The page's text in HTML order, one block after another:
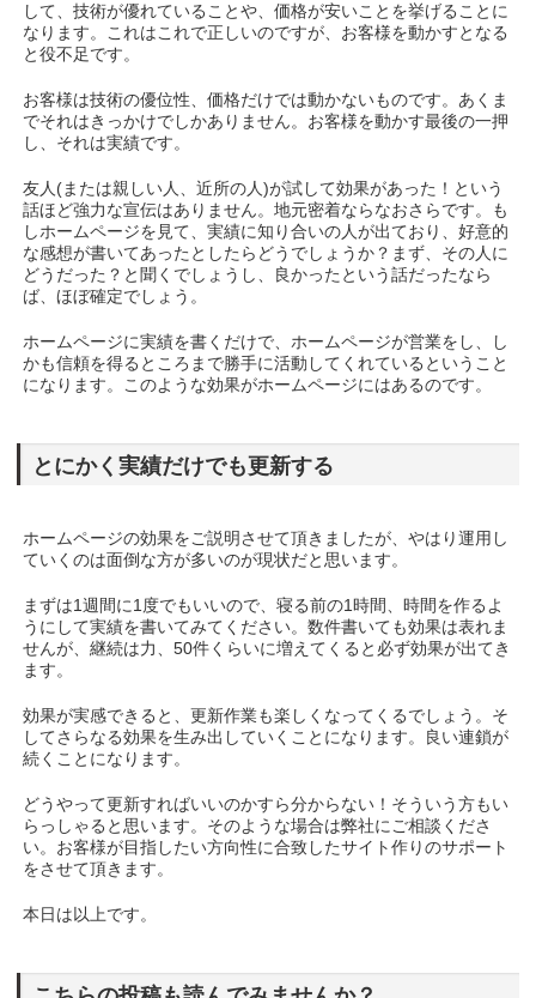
して、技術が優れていることや、価格が安いことを挙げることに
なります。これはこれで正しいのですが、お客様を動かすとなる
と役不足です。
お客様は技術の優位性、価格だけでは動かないものです。あくま
でそれはきっかけでしかありません。お客様を動かす最後の一押
し、それは実績です。
友人(または親しい人、近所の人)が試して効果があった！という
話ほど強力な宣伝はありません。地元密着ならなおさらです。も
しホームページを見て、実績に知り合いの人が出ており、好意的
な感想が書いてあったとしたらどうでしょうか？まず、その人に
どうだった？と聞くでしょうし、良かったという話だったなら
ば、ほぼ確定でしょう。
ホームページに実績を書くだけで、ホームページが営業をし、し
かも信頼を得るところまで勝手に活動してくれているということ
になります。このような効果がホームページにはあるのです。
とにかく実績だけでも更新する
ホームページの効果をご説明させて頂きましたが、やはり運用し
ていくのは面倒な方が多いのが現状だと思います。
まずは1週間に1度でもいいので、寝る前の1時間、時間を作るよ
うにして実績を書いてみてください。数件書いても効果は表れま
せんが、継続は力、50件くらいに増えてくると必ず効果が出てき
ます。
効果が実感できると、更新作業も楽しくなってくるでしょう。そ
してさらなる効果を生み出していくことになります。良い連鎖が
続くことになります。
どうやって更新すればいいのかすら分からない！そういう方もい
らっしゃると思います。そのような場合は弊社にご相談くださ
い。お客様が目指したい方向性に合致したサイト作りのサポート
をさせて頂きます。
本日は以上です。